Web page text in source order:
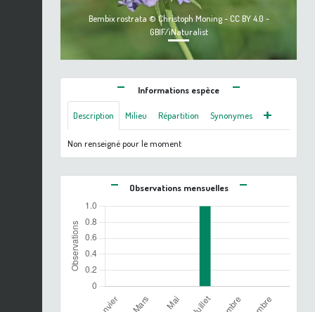
Bembix rostrata © Christoph Moning - CC BY 4.0 -
GBIF/iNaturalist
Informations espèce
Description Milieu Répartition Synonymes
Non renseigné pour le moment
Observations mensuelles